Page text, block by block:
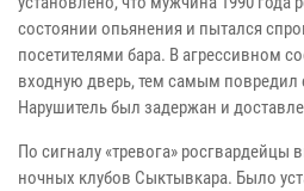
состоянии опьянения и пытался
посетителями бара. В агрессивном
входную дверь, тем самым повредил
Нарушитель был задержан и
По сигналу «тревога»
ночных клубов Сыктывкара. Было